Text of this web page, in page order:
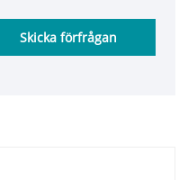
utrustning.
Skicka förfrågan